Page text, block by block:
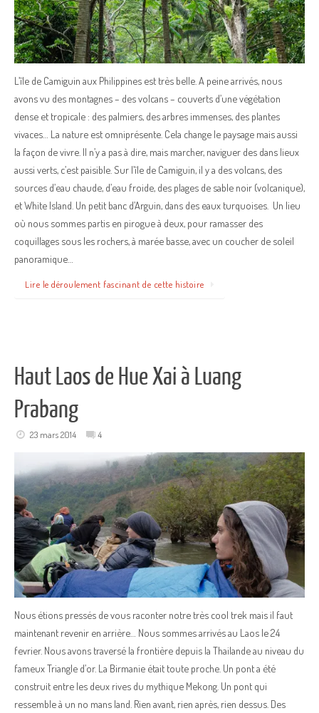
L’île de Camiguin aux Philippines est très belle. A peine arrivés, nous
avons vu des montagnes – des volcans – couverts d’une végétation
dense et tropicale : des palmiers, des arbres immenses, des plantes
vivaces… La nature est omniprésente. Cela change le paysage mais aussi
la façon de vivre. Il n’y a pas à dire, mais marcher, naviguer des dans lieux
aussi verts, c’est paisible. Sur l’île de Camiguin, il y a des volcans, des
sources d’eau chaude, d’eau froide, des plages de sable noir (volcanique),
et White Island. Un petit banc d’Arguin, dans des eaux turquoises. Un lieu
où nous sommes partis en pirogue à deux, pour ramasser des
coquillages sous les rochers, à marée basse, avec un coucher de soleil
panoramique…
Lire le déroulement fascinant de cette histoire
Haut Laos de Hue Xai à Luang
Prabang
23 mars 2014 4
Nous étions pressés de vous raconter notre très cool trek mais il faut
maintenant revenir en arrière… Nous sommes arrivés au Laos le 24
fevrier. Nous avons traversé la frontière depuis la Thailande au niveau du
fameux Triangle d’or. La Birmanie était toute proche. Un pont a été
construit entre les deux rives du mythique Mekong. Un pont qui
ressemble à un no mans land. Rien avant, rien après, rien dessus. Des